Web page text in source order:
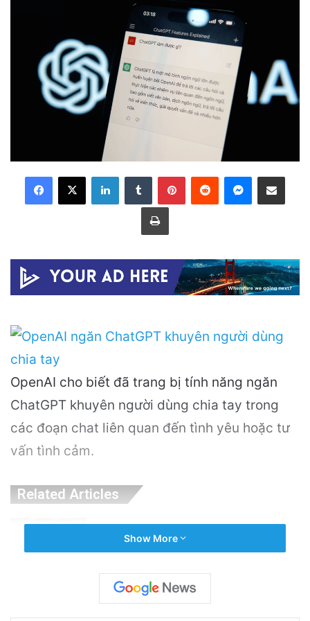
LinkedInTumblr PinterestReddit Messenger
Share via Email
Print
OpenAI cho biết đã trang bị tính năng ngăn
ChatGPT khuyên người dùng chia tay trong
các đoạn chat liên quan đến tình yêu hoặc tư
vấn tình cảm.
Related Articles
Trên Thế Giới: Bước Đột Phá Trong Công
Nghệ Xây Dựng
21 hours ago
Show More